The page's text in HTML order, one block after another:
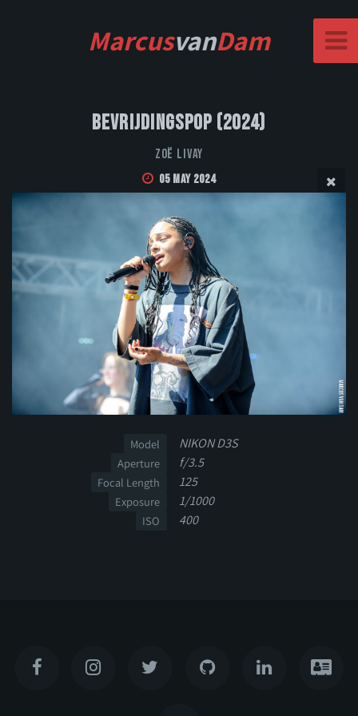
MarcusvanDam
Bevrijdingspop (2024)
Zoë Livay
05 May 2024
Model NIKON D3S
Aperture f/3.5
Focal Length 125
Exposure 1/1000
ISO 400